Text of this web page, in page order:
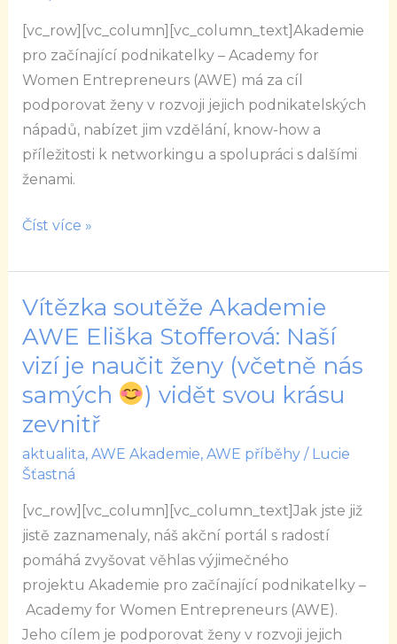
[vc_row][vc_column][vc_column_text]Akademie
pro začínající podnikatelky – Academy for
Women Entrepreneurs (AWE) má za cíl
podporovat ženy v rozvoji jejich podnikatelských
nápadů, nabízet jim vzdělání, know-how a
příležitosti k networkingu a spolupráci s dalšími
ženami.
Rubikuk:
Přála
bych
si,
aby
si
lidé
pustili
života
Číst více »
Vítězka soutěže Akademie
AWE Eliška Stofferová: Naší
vizí je naučit ženy (včetně nás
samých
) vidět svou krásu
zevnitř
aktualita, AWE Akademie, AWE příběhy/ Lucie
Šťastná
[vc_row][vc_column][vc_column_text]Jak jste již
jistě zaznamenaly, náš akční portál s radostí
pomáhá zvyšovat věhlas výjimečného
projektu Akademie pro začínající podnikatelky –
Academy for Women Entrepreneurs (AWE).
Jeho cílem je podporovat ženy v rozvoji jejich
Vítězka
soutěže
Akademie
AWE
Eliška
Stofferová:
Naší
vizí
je
naučit
(včetně
nás
samých